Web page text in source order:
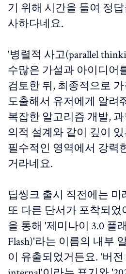
기 위해 시간을 들여 정
사하다네요.
'병렬적 사고(parallel
수많은 가설과 아이디어
검토한 뒤, 최종적으로
도출해서 유저에게 알려
복잡한 알고리즘 개발,
의적 설계와 같이 깊이
필수적인 영역에서 강력
거라네요.
딥씽크 출시 직전에는 미
또 다른 단서가 포착되었
을 통해 '제미나이 3.0 플
Flash)'라는 이름의 내부
이 유출되었거든요. '버전